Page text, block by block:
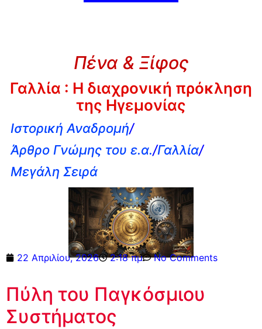
Πένα & Ξίφος
Γαλλία : Η διαχρονική πρόκληση
της Ηγεμονίας
Ιστορική Αναδρομή/
Άρθρο Γνώμης του ε.α./Γαλλία/
Μεγάλη Σειρά
22 Απριλίου, 2026 2:18 πμ No Comments
Πύλη του Παγκόσμιου
Συστήματος